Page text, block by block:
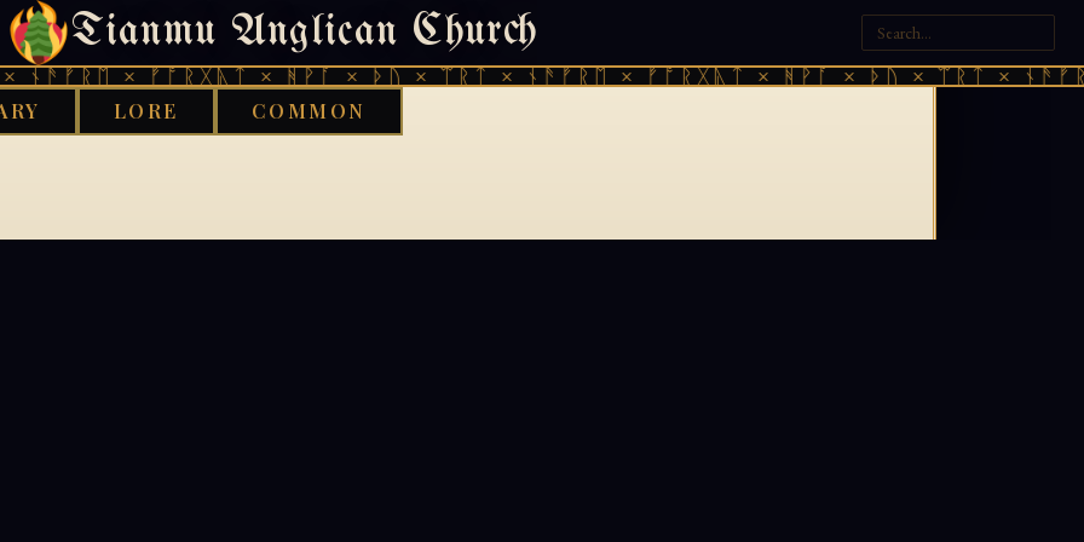
Tianmu Anglican Church
× ᚠᚩᚱᚷᚣᛏ × ᚻᚹᚪ × ᚦᚢ × ᛠᚱᛏ × ᚾᚫᚠᚱᛖ × ᚠᚩᚱᚷᚣᛏ × ᚻᚹᚪ × ᚦᚢ × ᛠᚱᛏ ×
LORE COMMON
404